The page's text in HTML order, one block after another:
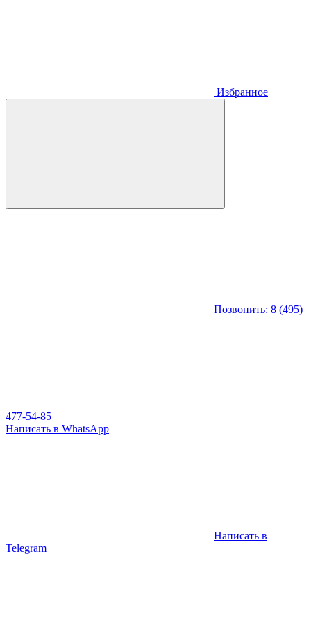
Избранное
Позвонить: 8 (495)
477-54-85
Написать в WhatsApp
Написать в
Telegram